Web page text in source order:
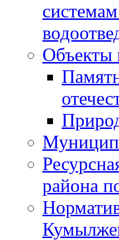
Объекты
района